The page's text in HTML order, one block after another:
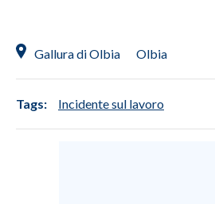
Gallura di Olbia Olbia
Tags: Incidente sul lavoro